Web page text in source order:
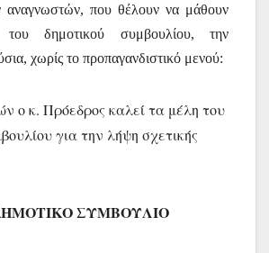
αναγνωστών, που θέλουν να μάθουν
δημοτικού συμβουλίου, την
χωρίς το προπαγανδιστικό μενού:
ο κ. Πρόεδρος καλεί τα μέλη του
για την λήψη σχετικής
ΣΥΜΒΟΥΛΙΟ